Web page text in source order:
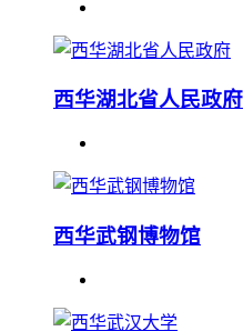
西华湖北省人民政府
西华武钢博物馆